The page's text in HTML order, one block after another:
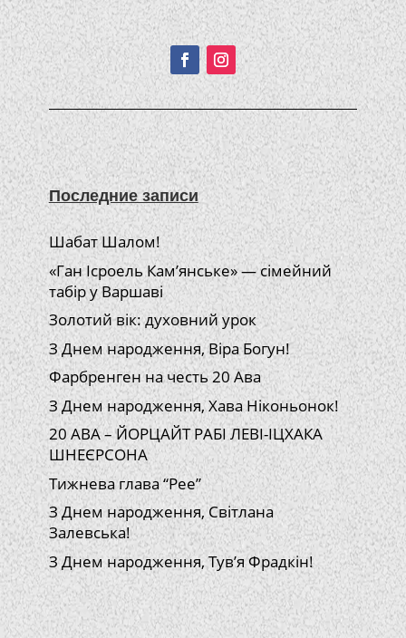
Подписывайтесь!
Последние записи
Шабат Шалом!
«Ган Ісроель Кам’янське» — сімейний
табір у Варшаві
Золотий вік: духовний урок
З Днем народження, Віра Богун!
Фарбренген на честь 20 Ава
З Днем народження, Хава Ніконьонок!
20 АВА – ЙОРЦАЙТ РАБІ ЛЕВІ-ІЦХАКА
ШНЕЄРСОНА
Тижнева глава “Рее”
З Днем народження, Світлана
Залевська!
З Днем народження, Тув’я Фрадкін!